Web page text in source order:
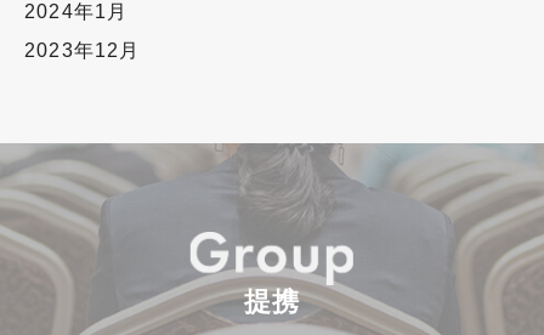
2024年1月
2023年12月
提携